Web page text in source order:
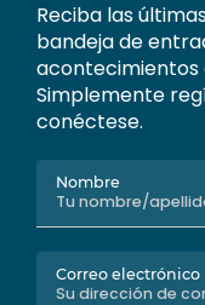
Reciba las
bandeja de
acontecimientos
Simplemente
conéctese.
Nombre
Correo electrónico